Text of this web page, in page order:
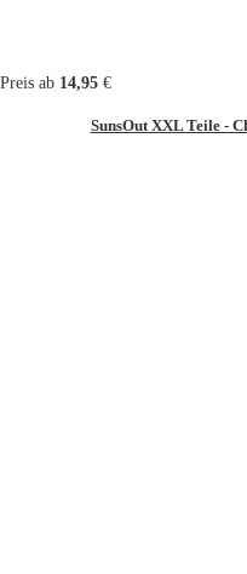
Preis ab 14,95 €
SunsOut XXL Teile -